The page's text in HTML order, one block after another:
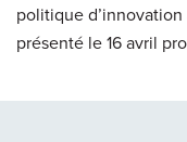
politique
présenté le 16 avril